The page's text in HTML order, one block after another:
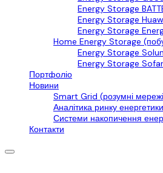
Energy Storage
Energy Storage
Energy Storage
Home Energy Storage
Energy Storage
Energy Storage
Портфоліо
Новини
Smart Grid (розумні
Аналітика ринку енергетики
Системи накопичення
Контакти